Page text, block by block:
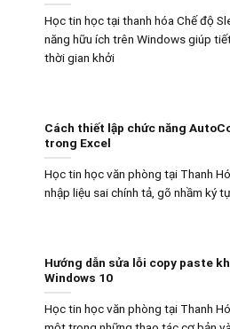
Học tin học tại thanh hóa Chế độ
năng hữu ích trên Windows giúp
thời gian khởi
Cách thiết lập chức năng
trong Excel
Học tin học văn phòng tại Thanh
nhập liệu sai chính tả, gõ nhầm ký
Hướng dẫn sửa lỗi copy paste
Windows 10
Học tin học văn phòng tại Thanh